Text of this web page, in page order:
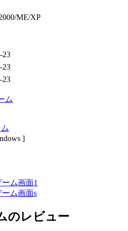
ME/XP
23
23
23
ム
]
のレビュー